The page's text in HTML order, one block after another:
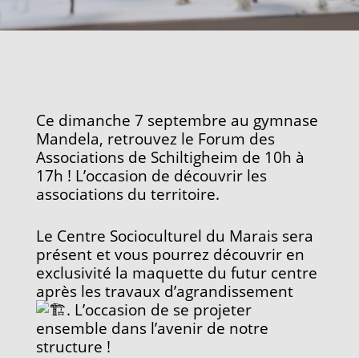
Ce dimanche 7 septembre au gymnase
Mandela, retrouvez le Forum des
Associations de Schiltigheim de 10h à
17h ! L’occasion de découvrir les
associations du territoire.
Le Centre Socioculturel du Marais sera
présent et vous pourrez découvrir en
exclusivité la maquette du futur centre
après les travaux d’agrandissement
. L’occasion de se projeter
ensemble dans l’avenir de notre
structure !